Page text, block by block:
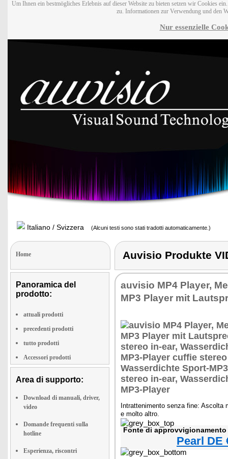
Um Ihnen ein bestmögliches Erlebnis auf dieser Website zu bieten setzen wir Cookies
zu. Informationen zur Verwendung und den
Nur essenzielle
Italiano / Svizzera (Alcuni testi sono stati tradotti automaticamente.)
Home
Panoramica del
prodotto:
attuali prodotti
precedenti prodotti
tutto prodotti
Accessori prodotti
Area di supporto:
Download di manuali, driver,
video
Domande frequenti sulla
hotline
Esperienza, riscontri
Auvisio Produkte
auvisio MP4 Player,
MP3 Player mit
Intrattenimento senza fine: Ascolta
e molto altro.
Fonte di
Pearl DE